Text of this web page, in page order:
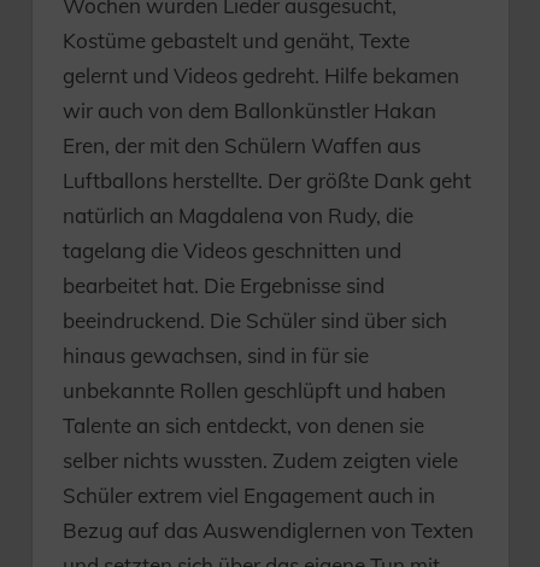
Wochen wurden Lieder ausgesucht,
Kostüme gebastelt und genäht, Texte
gelernt und Videos gedreht. Hilfe bekamen
wir auch von dem Ballonkünstler Hakan
Eren, der mit den Schülern Waffen aus
Luftballons herstellte. Der größte Dank geht
natürlich an Magdalena von Rudy, die
tagelang die Videos geschnitten und
bearbeitet hat. Die Ergebnisse sind
beeindruckend. Die Schüler sind über sich
hinaus gewachsen, sind in für sie
unbekannte Rollen geschlüpft und haben
Talente an sich entdeckt, von denen sie
selber nichts wussten. Zudem zeigten viele
Schüler extrem viel Engagement auch in
Bezug auf das Auswendiglernen von Texten